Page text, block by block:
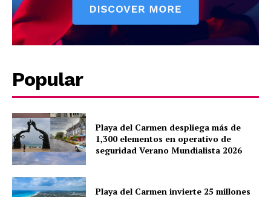
Popular
Playa del Carmen despliega más de
1,300 elementos en operativo de
seguridad Verano Mundialista 2026
Playa del Carmen invierte 25 millones